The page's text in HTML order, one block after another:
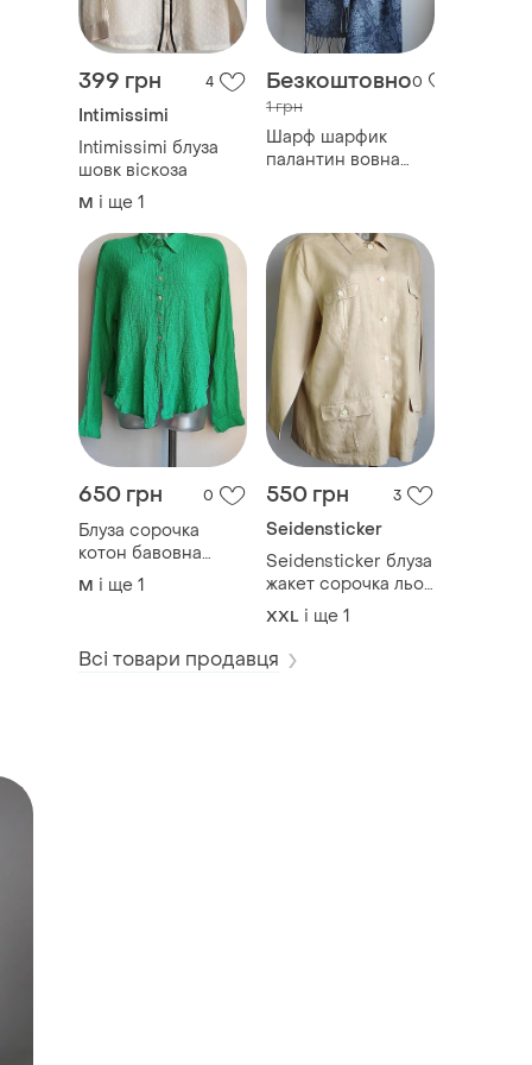
399 грн 4
Intimissimi
Intimissimi блуза
шовк віскоза
M і ще 1
Безкоштовно0
1 грн
Шарф шарфик
палантин вовна
650 грн 0
Блуза сорочка
котон бавовна
жатка італія муслін
M і ще 1
550 грн 3
Seidensticker
Seidensticker блуза
жакет сорочка льон
сафарі
XXL і ще 1
Всі товари продавця